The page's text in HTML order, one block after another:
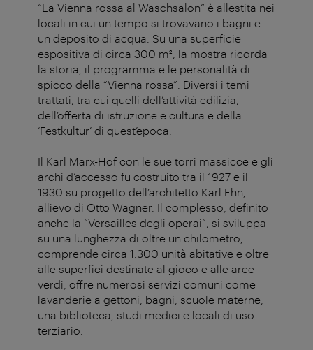
“La Vienna rossa al Waschsalon” è allestita nei
locali in cui un tempo si trovavano i bagni e
un deposito di acqua. Su una superficie
espositiva di circa 300 m², la mostra ricorda
la storia, il programma e le personalità di
spicco della “Vienna rossa”. Diversi i temi
trattati, tra cui quelli dell’attività edilizia,
dell’offerta di istruzione e cultura e della
‘Festkultur’ di quest’epoca.
Il Karl Marx-Hof con le sue torri massicce e gli
archi d’accesso fu costruito tra il 1927 e il
1930 su progetto dell’architetto Karl Ehn,
allievo di Otto Wagner. Il complesso, definito
anche la “Versailles degli operai”, si sviluppa
su una lunghezza di oltre un chilometro,
comprende circa 1.300 unità abitative e oltre
alle superfici destinate al gioco e alle aree
verdi, offre numerosi servizi comuni come
lavanderie a gettoni, bagni, scuole materne,
una biblioteca, studi medici e locali di uso
terziario.